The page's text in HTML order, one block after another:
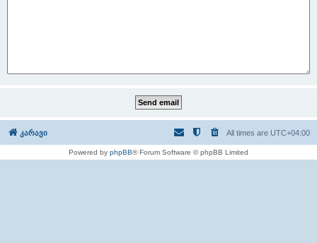
კარავი All times are UTC+04:00
Powered by phpBB® Forum Software © phpBB Limited